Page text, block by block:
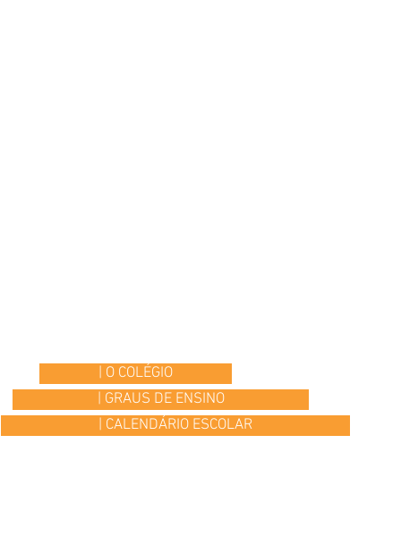
| O COLÉGIO
| GRAUS DE ENSINO
| CALENDÁRIO ESCOLAR